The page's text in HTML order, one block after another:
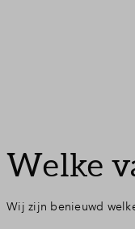
Welke
Wij zijn benieuwd